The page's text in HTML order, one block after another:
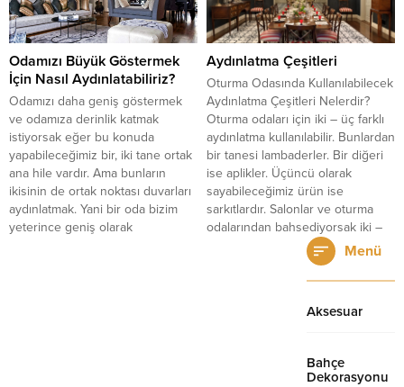
Odamızı Büyük Göstermek
İçin Nasıl Aydınlatabiliriz?
Odamızı daha geniş göstermek
ve odamıza derinlik katmak
istiyorsak eğer bu konuda
yapabileceğimiz bir, iki tane ortak
ana hile vardır. Ama bunların
ikisinin de ortak noktası duvarları
aydınlatmak. Yani bir oda bizim
yeterince geniş olarak
Aydınlatma Çeşitleri
Oturma Odasında Kullanılabilecek
Aydınlatma Çeşitleri Nelerdir?
Oturma odaları için iki – üç farklı
aydınlatma kullanılabilir. Bunlardan
bir tanesi lambaderler. Bir diğeri
ise aplikler. Üçüncü olarak
sayabileceğimiz ürün ise
sarkıtlardır. Salonlar ve oturma
odalarından bahsediyorsak iki –
üç tane farklı bölümlendirme
yapmak gerekir. Bölümlendirmeye
de örnek verecek olursak diyelim
Menü
Aksesuar
Bahçe
Dekorasyonu